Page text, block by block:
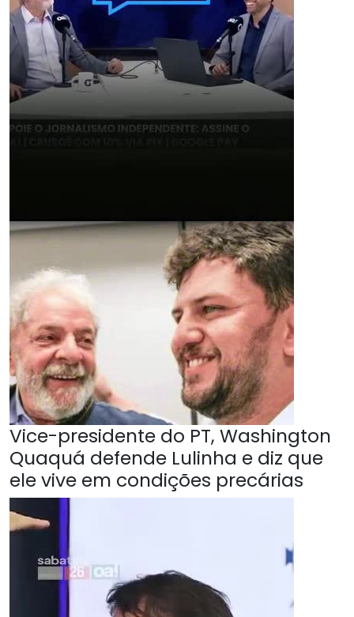
Vice-presidente do PT, Washington
Quaquá defende Lulinha e diz que
ele vive em condições precárias